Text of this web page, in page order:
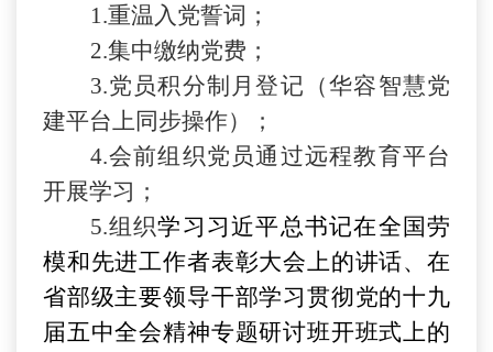
1.重温入党誓词；
2.集中缴纳党费；
3.党员积分制月登记（华容智慧党
建平台上同步操作）；
4.会前组织党员通过远程教育平台
开展学习；
5.组织学习习近平总书记在全国劳
模和先进工作者表彰大会上的讲话、在
省部级主要领导干部学习贯彻党的十九
届五中全会精神专题研讨班开班式上的